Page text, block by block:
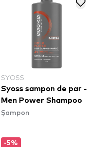
SYOSS
Syoss sampon de par -
Men Power Shampoo
Șampon
-5%